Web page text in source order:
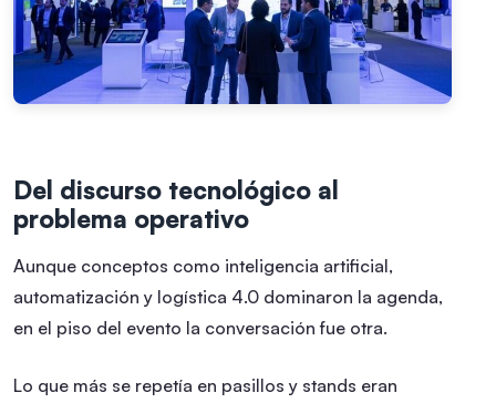
Del discurso tecnológico al
problema operativo
Aunque conceptos como inteligencia artificial,
automatización y logística 4.0 dominaron la agenda,
en el piso del evento la conversación fue otra.
Lo que más se repetía en pasillos y stands eran